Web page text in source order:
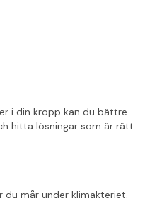
i din kropp kan du bättre
hitta lösningar som är rätt
du mår under klimakteriet.